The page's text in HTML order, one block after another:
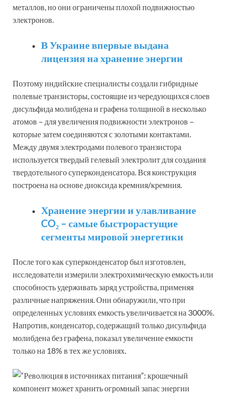
металлов, но они ограничены плохой подвижностью
электронов.
В Украине впервые выдана
лицензия на хранение энергии
Поэтому индийские специалисты создали гибридные
полевые транзисторы, состоящие из чередующихся слоев
дисульфида молибдена и графена толщиной в несколько
атомов – для увеличения подвижности электронов –
которые затем соединяются с золотыми контактами.
Между двумя электродами полевого транзистора
используется твердый гелевый электролит для создания
твердотельного суперконденсатора. Вся конструкция
построена на основе диоксида кремния/кремния.
Хранение энергии и улавливание
CO₂ – самые быстрорастущие
сегменты мировой энергетики
После того как суперконденсатор был изготовлен,
исследователи измерили электрохимическую емкость или
способность удерживать заряд устройства, применяя
различные напряжения. Они обнаружили, что при
определенных условиях емкость увеличивается на 3000%.
Напротив, конденсатор, содержащий только дисульфида
молибдена без графена, показал увеличение емкости
только на 18% в тех же условиях.